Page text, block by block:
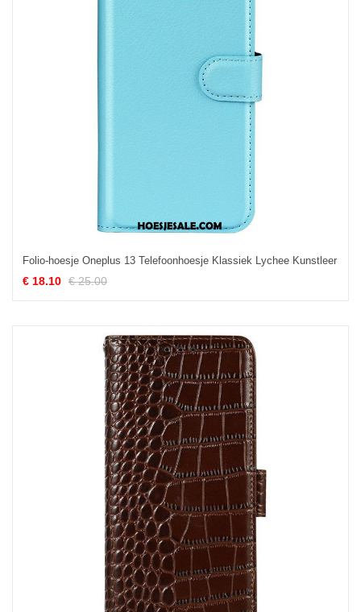
Folio-hoesje Oneplus 13 Telefoonhoesje Klassiek Lychee Kunstleer
€ 18.10 € 25.00